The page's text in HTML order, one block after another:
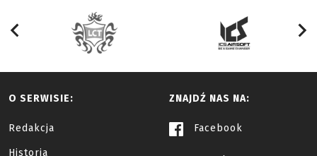
O SERWISIE:
Redakcja
Historia
ZNAJDŹ NAS NA:
Facebook